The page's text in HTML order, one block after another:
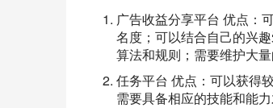
广告收益分享平台 优点：
名度；可以结合自己的兴
算法和规则；需要维护大
任务平台 优点：可以获得
需要具备相应的技能和能